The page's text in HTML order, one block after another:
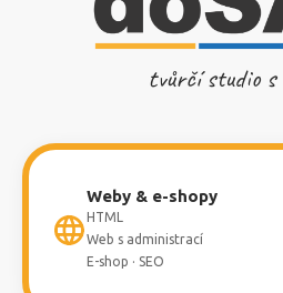
tvůrčí studio
Weby & e-shopy
HTML
Web s administrací
E-shop · SEO